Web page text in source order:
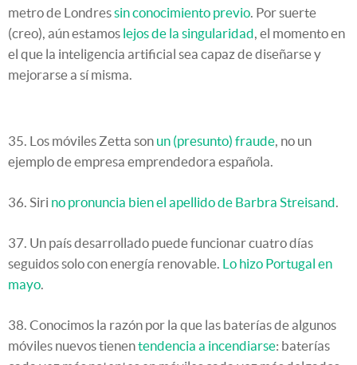
metro de Londressin conocimiento previo . Por suerte
(creo), aún estamos lejos de la singularidad , el momento en
el que la inteligencia artificial sea capaz de diseñarse y
mejorarse a sí misma.
35. Los móviles Zetta son un (presunto) fraude , no un
ejemplo de empresa emprendedora española.
36. Siri no pronuncia bien el apellido de Barbra Streisand
37. Un país desarrollado puede funcionar cuatro días
seguidos solo con energía renovable. Lo hizo Portugal en
mayo
38. Conocimos la razón por la que las baterías de algunos
móviles nuevos tienentendencia a incendiarse: baterías